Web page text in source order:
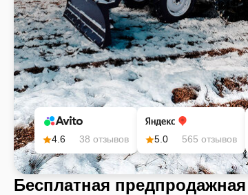
4.6 38 отзывов 5.0 565 отзывов
Бесплатная предпродажная